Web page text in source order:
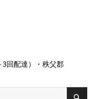
回配達）・秩父郡